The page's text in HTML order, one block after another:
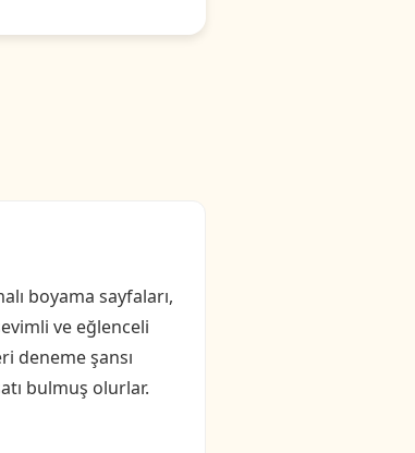
boyama sayfaları,
ve eğlenceli
deneme şansı
bulmuş olurlar.